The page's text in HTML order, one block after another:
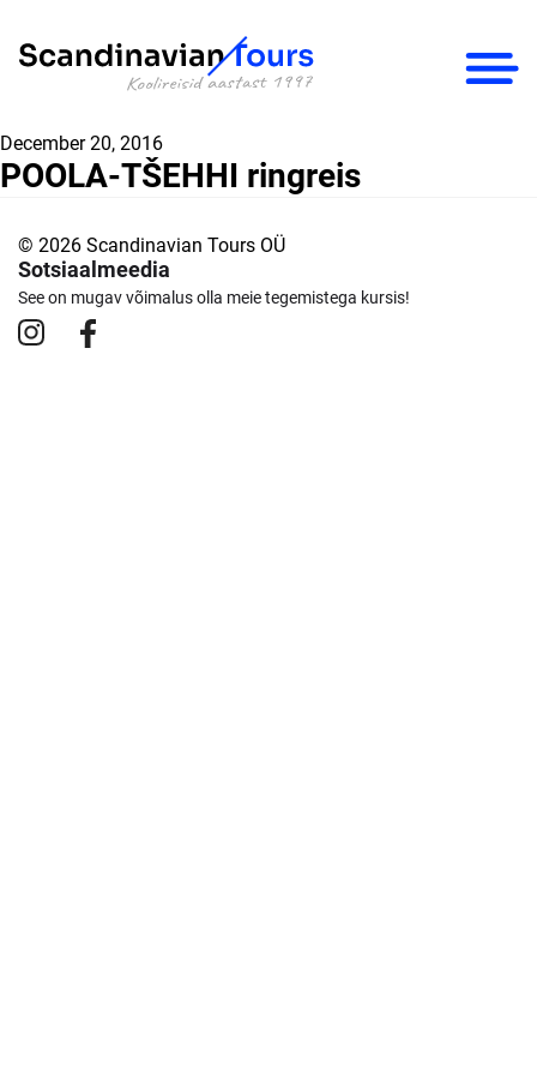
×
December 20, 2016
POOLA-TŠEHHI ringreis
© 2026 Scandinavian Tours OÜ
Sotsiaalmeedia
See on mugav võimalus olla meie tegemistega kursis!